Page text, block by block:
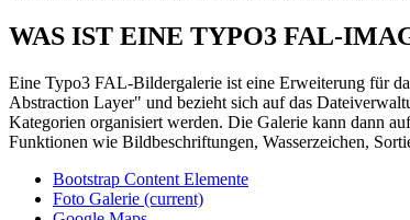
WAS IST EINE TYPO3 FAL-
Eine Typo3 FAL-Bildergalerie ist eine Erweiterung für
Abstraction Layer" und bezieht sich auf das
Kategorien organisiert werden. Die Galerie kann dann
Funktionen wie Bildbeschriftungen, Wasserzeichen,
Bootstrap Content Elemente
Foto Galerie (current)